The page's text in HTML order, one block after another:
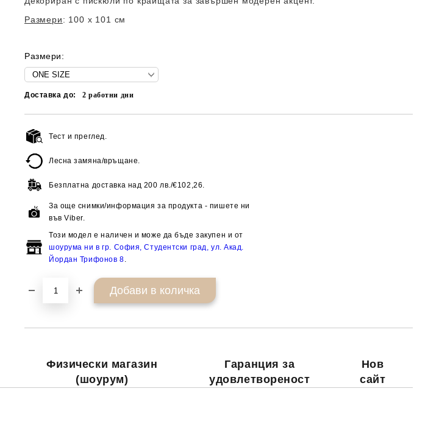
Размери : 100 x 101 см
Размери:
Доставка до: 2работни дни
Тест и преглед.
Лесна замяна/връщане.
Безплатна доставка над 200 лв./€102,26.
За още снимки/информация за продукта - пишете ни
във Viber.
Този модел е наличен и може да бъде закупен и от
шоурума ни в гр. София, Студентски град, ул. Акад.
Йордан Трифонов 8.
Физически магазин
(шоурум)
Гаранция за
удовлетвореност
Нов
сайт